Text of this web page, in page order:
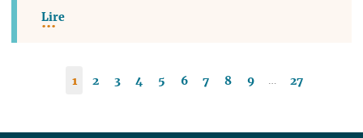
Lire
1 2 3 4 5 6 7 8 9 27